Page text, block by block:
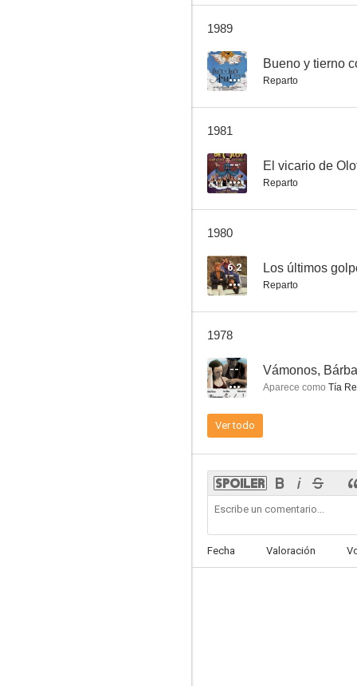
--
1989
-- Bueno y tierno
Reparto
1981
-- El vicario de
Reparto
1980
6.2
Reparto
1978
-- Vámonos,
Aparece como Tía
Ver todo
Fecha Valoración